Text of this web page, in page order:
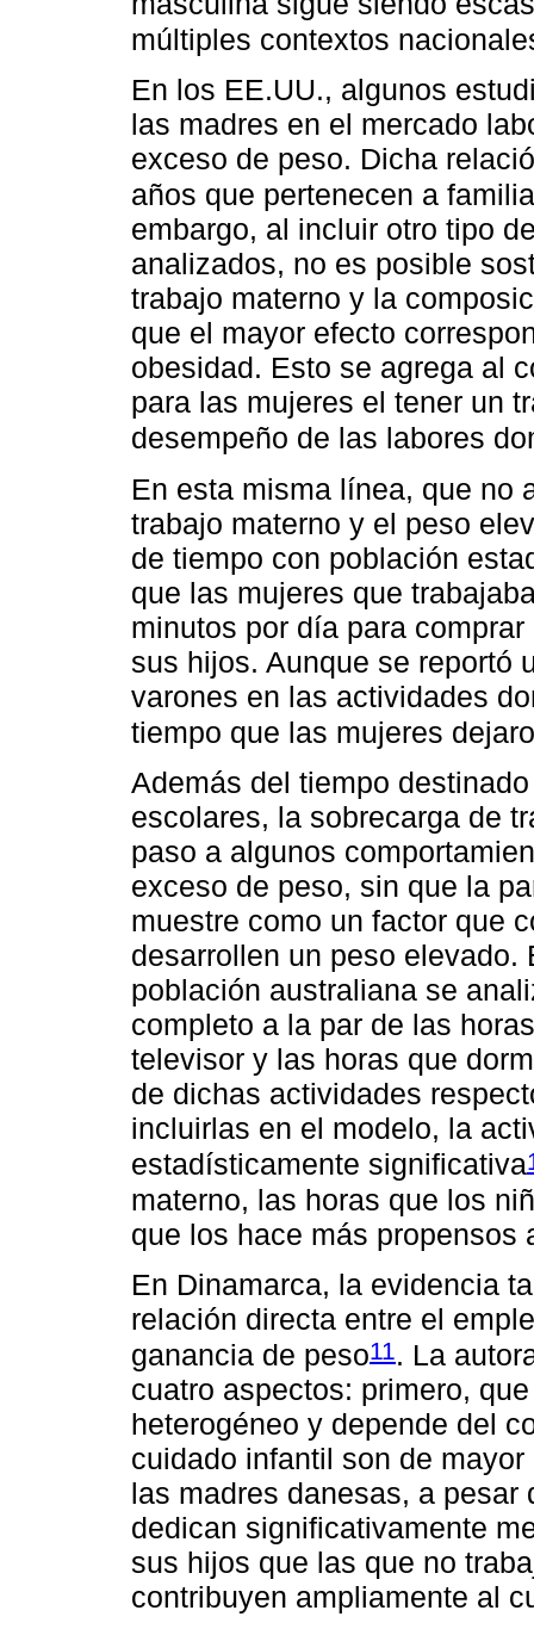
múltiples contextos
En los EE.UU., algunos
las madres en el mercado
exceso de peso. Dicha
años que pertenecen a
embargo, al incluir otro tipo
analizados, no es posible
trabajo materno y la
que el mayor efecto
obesidad. Esto se agrega al
para las mujeres el tener un
desempeño de las labores
En esta misma línea, que no
trabajo materno y el peso
de tiempo con población
que las mujeres que
minutos por día para
sus hijos. Aunque se reportó
varones en las actividades
tiempo que las mujeres
Además del tiempo
escolares, la sobrecarga de
paso a algunos
exceso de peso, sin que la
muestre como un factor que
desarrollen un peso
población australiana se
completo a la par de las
televisor y las horas que
de dichas actividades
incluirlas en el modelo, la
estadísticamente significativa
materno, las horas que los
que los hace más propensos
En Dinamarca, la evidencia
relación directa entre el
ganancia de peso11. La
cuatro aspectos: primero,
heterogéneo y depende del
cuidado infantil son de
las madres danesas, a pesar
dedican significativamente
sus hijos que las que no
contribuyen ampliamente al